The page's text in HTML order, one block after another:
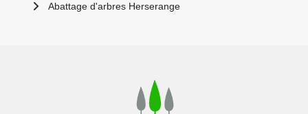
Abattage d'arbres Herserange